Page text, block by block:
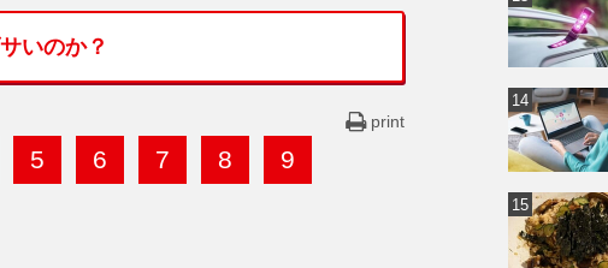
いのか？
print
5 6 7 8 9